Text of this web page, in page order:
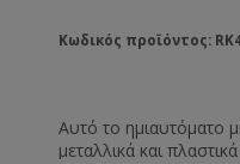
Κωδικός προϊόντος:
Αυτό το ημιαυτόματο
μεταλλικά και